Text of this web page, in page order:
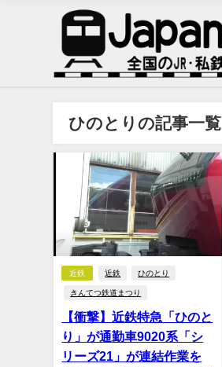
ひのとりの記事一覧
近鉄 近鉄 ひのとり
きんてつ鉄道まつり
【衝撃】近鉄特急「ひのと
り」が通勤車9020系「シ
リーズ21」が連結作業を